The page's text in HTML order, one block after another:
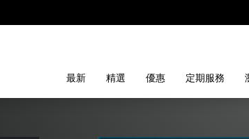
最新 精選 優惠 定期服務